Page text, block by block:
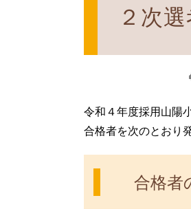
２次
令和４年度採用山陽
合格者を次のとおり
合格者